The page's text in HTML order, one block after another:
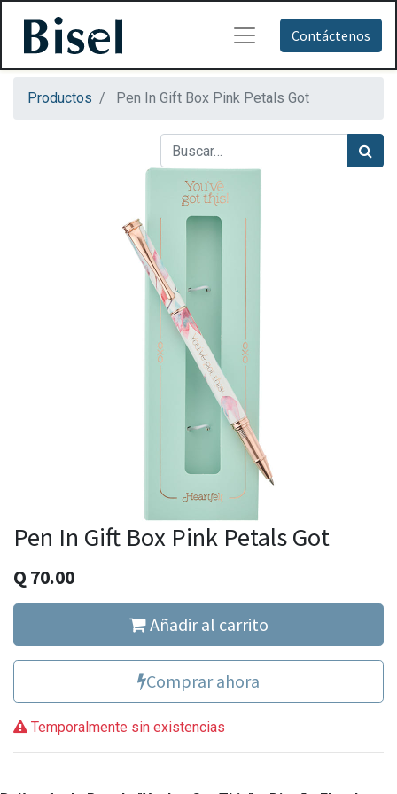
Contáctenos
Productos Pen In Gift Box Pink Petals Got
Pen In Gift Box Pink Petals Got
Q 70.00
Añadir al carrito
Comprar ahora
Temporalmente sin existencias